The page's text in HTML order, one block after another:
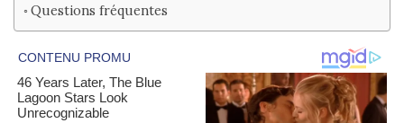
Questions fréquentes